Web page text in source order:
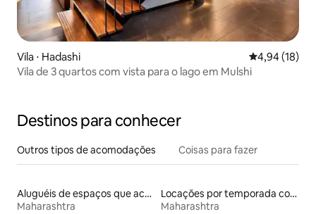
Vila ⋅ Hadashi 4,94 de uma
4,94 (18)
Vila de 3 quartos com vista para o lago em Mulshi
Destinos para conhecer
Outros tipos de acomodações Coisas para fazer
Aluguéis de espaços que aceitam animais de estimação
Maharashtra
Locações por temporada com piscina
Maharashtra